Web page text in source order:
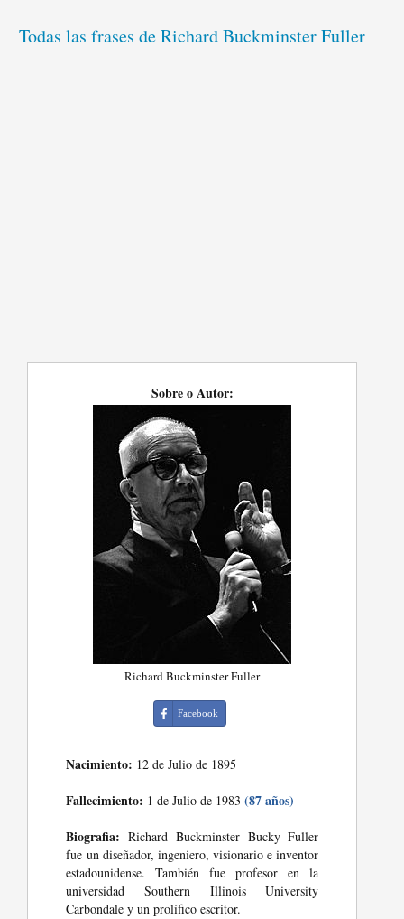
Todas las frases de Richard Buckminster Fuller
Sobre o Autor:
Richard Buckminster Fuller
Facebook
Nacimiento: 12 de Julio de 1895
Fallecimiento: 1 de Julio de 1983(87 años)
Biografia: Richard Buckminster Bucky Fuller
fue un diseñador, ingeniero, visionario e inventor
estadounidense. También fue profesor en la
universidad Southern Illinois University
Carbondale y un prolífico escritor.